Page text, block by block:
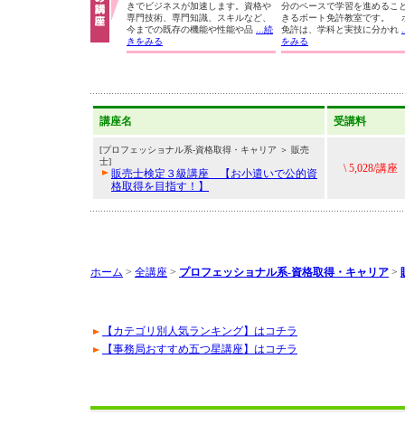
きでビジネスが加速します。資格や
専門技術、専門知識、スキルなど、
今までの既存の機能や性能や品
...続
きをみる
分のペースで学習を進めるこ
きるボート免許教室です。
免許は、学科と実技に分かれ
をみる
講座名 受講料
[プロフェッショナル系-資格取得・キャリア ＞ 販売
士]
販売士検定３級講座 【お小遣いで公的資
格取得を目指す！】
\ 5,028/講座
ホーム > 全講座 > プロフェッショナル系-資格取得・キャリア >
【カテゴリ別人気ランキング】はコチラ
【事務局おすすめ五つ星講座】はコチラ